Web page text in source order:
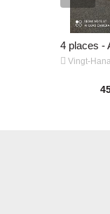
4 places -
 Vingt-